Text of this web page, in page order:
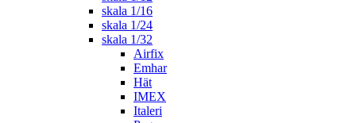
skala 1/16
skala 1/24
skala 1/32
Airfix
Emhar
Hät
IMEX
Italeri